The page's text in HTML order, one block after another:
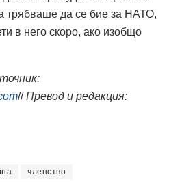
трябваше да се бие за НАТО,
в него скоро, ако изобщо
//Превод и редакция:
членство